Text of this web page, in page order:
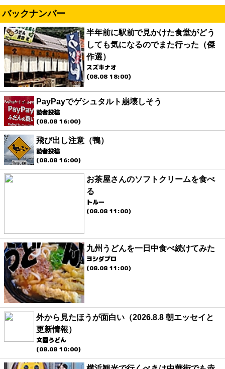
バックナンバー
半年前に駅前で見かけた食堂がどう
しても気になるのでまた行った（傑
作選）
スズキナオ
(08.08 18:00)
PayPayでゲシュタルト崩壊しそう
読者投稿
(08.08 16:00)
飛び出し注意（鴨）
読者投稿
(08.08 16:00)
お茶屋さんのソフトクリームを食べ
る
トルー
(08.08 11:00)
九州うどんを一日中食べ続けてみた
ヨシダプロ
(08.08 11:00)
外から見たほうが面白い（2026.8.8 朝エッセイと
更新情報）
文園うどん
(08.08 10:00)